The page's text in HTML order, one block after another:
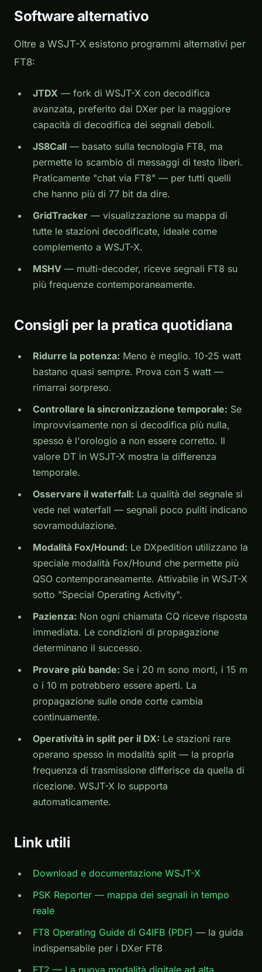
Software alternativo
Oltre a WSJT-X esistono programmi alternativi per
FT8:
JTDX — fork di WSJT-X con decodifica
avanzata, preferito dai DXer per la maggiore
capacità di decodifica dei segnali deboli.
JS8Call — basato sulla tecnologia FT8, ma
permette lo scambio di messaggi di testo liberi.
Praticamente "chat via FT8" — per tutti quelli
che hanno più di 77 bit da dire.
GridTracker — visualizzazione su mappa di
tutte le stazioni decodificate, ideale come
complemento a WSJT-X.
MSHV — multi-decoder, riceve segnali FT8 su
più frequenze contemporaneamente.
Consigli per la pratica quotidiana
Ridurre la potenza: Meno è meglio. 10-25 watt
bastano quasi sempre. Prova con 5 watt —
rimarrai sorpreso.
Controllare la sincronizzazione temporale: Se
improvvisamente non si decodifica più nulla,
spesso è l'orologio a non essere corretto. Il
valore DT in WSJT-X mostra la differenza
temporale.
Osservare il waterfall: La qualità del segnale si
vede nel waterfall — segnali poco puliti indicano
sovramodulazione.
Modalità Fox/Hound: Le DXpedition utilizzano la
speciale modalità Fox/Hound che permette più
QSO contemporaneamente. Attivabile in WSJT-X
sotto "Special Operating Activity".
Pazienza: Non ogni chiamata CQ riceve risposta
immediata. Le condizioni di propagazione
determinano il successo.
Provare più bande: Se i 20 m sono morti, i 15 m
o i 10 m potrebbero essere aperti. La
propagazione sulle onde corte cambia
continuamente.
Operatività in split per il DX: Le stazioni rare
operano spesso in modalità split — la propria
frequenza di trasmissione differisce da quella di
ricezione. WSJT-X lo supporta
automaticamente.
Link utili
Download e documentazione WSJT-X
PSK Reporter — mappa dei segnali in tempo
reale
FT8 Operating Guide di G4IFB (PDF) — la guida
indispensabile per i DXer FT8